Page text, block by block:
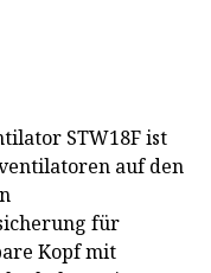
STW18F ist
auf den
für
Kopf mit